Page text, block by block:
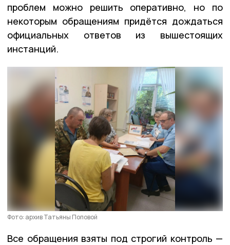
проблем можно решить оперативно, но по
некоторым обращениям придётся дождаться
официальных ответов из вышестоящих
инстанций.
Фото: архив Татьяны Поповой
Все обращения взяты под строгий контроль —